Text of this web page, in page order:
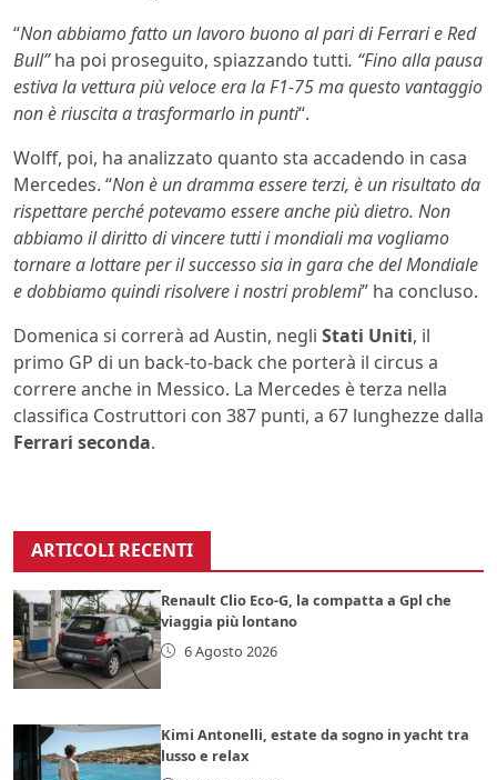
“Non abbiamo fatto un lavoro buono al pari di Ferrari e Red
Bull”ha poi proseguito, spiazzando tutti. “Fino alla pausa
estiva la vettura più veloce era la F1-75 ma questo vantaggio
non è riuscita a trasformarlo in punti“.
Wolff, poi, ha analizzato quanto sta accadendo in casa
Mercedes. “Non è un dramma essere terzi, è un risultato da
rispettare perché potevamo essere anche più dietro. Non
abbiamo il diritto di vincere tutti i mondiali ma vogliamo
tornare a lottare per il successo sia in gara che del Mondiale
e dobbiamo quindi risolvere i nostri problemi” ha concluso.
Domenica si correrà ad Austin, negli Stati Uniti, il
primo GP di un back-to-back che porterà il circus a
correre anche in Messico. La Mercedes è terza nella
classifica Costruttori con 387 punti, a 67 lunghezze dalla
Ferrari seconda.
ARTICOLI RECENTI
Renault Clio Eco-G, la compatta a Gpl che
viaggia più lontano
6 Agosto 2026
Kimi Antonelli, estate da sogno in yacht tra
lusso e relax